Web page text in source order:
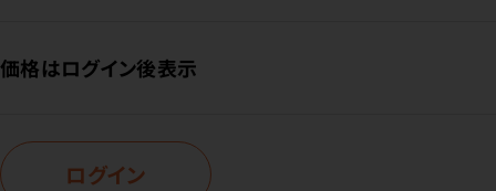
価格はログイン後表示
ログイン